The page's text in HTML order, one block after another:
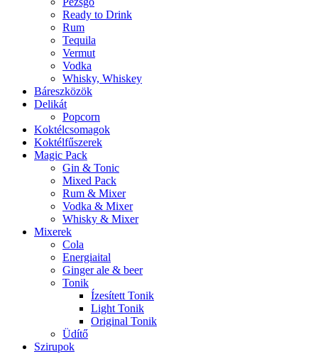
Ready to Drink
Rum
Tequila
Vermut
Vodka
Whisky, Whiskey
Báreszközök
Delikát
Popcorn
Koktélcsomagok
Koktélfűszerek
Magic Pack
Gin & Tonic
Mixed Pack
Rum & Mixer
Vodka & Mixer
Whisky & Mixer
Mixerek
Cola
Energiaital
Ginger ale & beer
Tonik
Ízesített Tonik
Light Tonik
Original Tonik
Üdítő
Szirupok